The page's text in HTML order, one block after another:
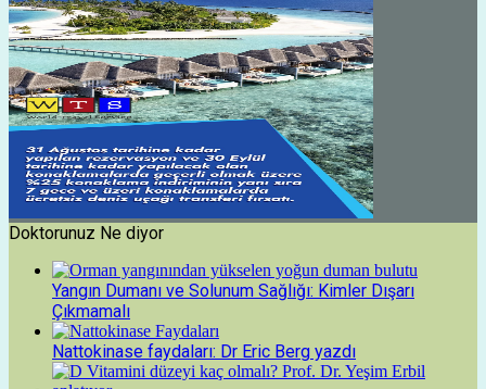
Doktorunuz Ne diyor
Yangın Dumanı ve Solunum Sağlığı: Kimler Dışarı
Çıkmamalı
Nattokinase faydaları: Dr Eric Berg yazdı